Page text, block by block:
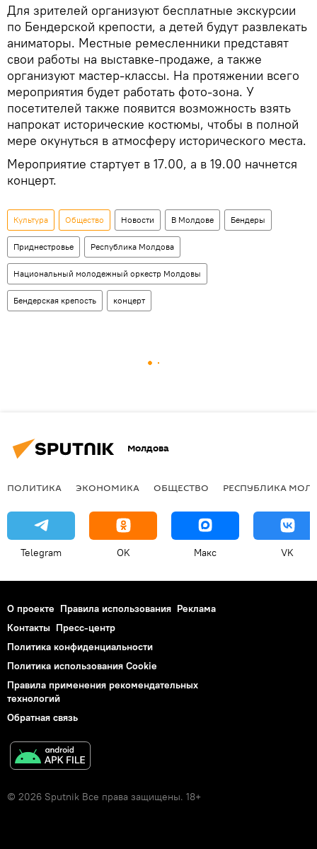
Для зрителей организуют бесплатные экскурсии
по Бендерской крепости, а детей будут развлекать
аниматоры. Местные ремесленники представят
свои работы на выставке-продаже, а также
организуют мастер-классы. На протяжении всего
мероприятия будет работать фото-зона. У
посетителей также появится возможность взять
напрокат исторические костюмы, чтобы в полной
мере окунуться в атмосферу исторического места.
Мероприятие стартует в 17.00, а в 19.00 начнется
концерт.
Культура Общество Новости В Молдове Бендеры
Приднестровье Республика Молдова
Национальный молодежный оркестр Молдовы
Бендерская крепость концерт
Молдова
ПОЛИТИКА ЭКОНОМИКА ОБЩЕСТВО РЕСПУБЛИКА
Telegram OK Макс VK
О проекте Правила использования Реклама
Контакты Пресс-центр
Политика конфиденциальности
Политика использования Cookie
Правила применения рекомендательных
технологий
Обратная связь
© 2026 Sputnik Все права защищены. 18+